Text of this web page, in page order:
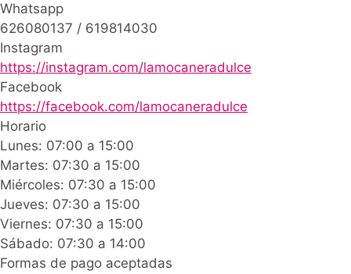
Whatsapp
626080137 / 619814030
Instagram
https://instagram.com/lamocaneradulce
Facebook
https://facebook.com/lamocaneradulce
Horario
Lunes: 07:00 a 15:00
Martes: 07:30 a 15:00
Miércoles: 07:30 a 15:00
Jueves: 07:30 a 15:00
Viernes: 07:30 a 15:00
Sábado: 07:30 a 14:00
Formas de pago aceptadas